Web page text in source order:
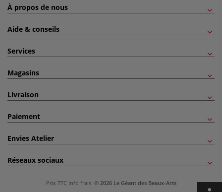
À propos de nous
Aide & conseils
Services
Magasins
Livraison
Paiement
Envies Atelier
Réseaux sociaux
Prix TTC Info frais. © 2026 Le Géant des Beaux-Arts